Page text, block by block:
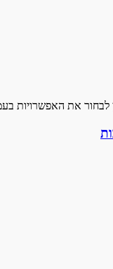
לבחור את האפשרויות